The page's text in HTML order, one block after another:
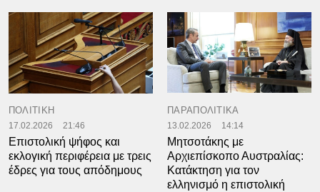
ΠΟΛΙΤΙΚΗ
17.02.2026 21:46
Επιστολική ψήφος και
εκλογική περιφέρεια με τρεις
έδρες για τους απόδημους
ΠΑΡΑΠΟΛΙΤΙΚΑ
13.02.2026 14:14
Μητσοτάκης με
Αρχιεπίσκοπο Αυστραλίας:
Κατάκτηση για τον
ελληνισμό η επιστολική